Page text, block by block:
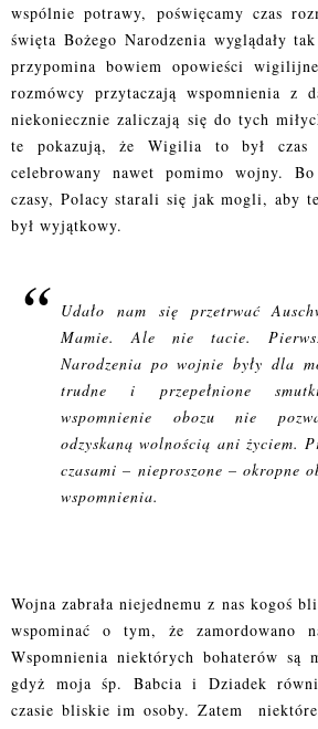
wspólnie potrawy, poświęcamy czas
święta Bożego Narodzenia wyglądały
przypomina bowiem opowieści
rozmówcy przytaczają wspomnienia z
niekoniecznie zaliczają się do tych
te pokazują, że Wigilia to był czas
celebrowany nawet pomimo wojny.
czasy, Polacy starali się jak mogli, aby
był wyjątkowy.
Udało nam się przetrwać
Mamie. Ale nie tacie.
Narodzenia po wojnie były dla
trudne i przepełnione
wspomnienie obozu nie
odzyskaną wolnością ani życiem.
czasami – nieproszone – okropne
wspomnienia.
Wojna zabrała niejednemu z nas kogoś
wspominać o tym, że zamordowano
Wspomnienia niektórych bohaterów są
gdyż moja śp. Babcia i Dziadek
czasie bliskie im osoby. Zatem niektóre